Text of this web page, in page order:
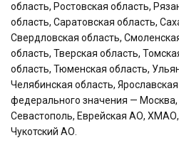
область, Ростовская область,
область, Саратовская область,
Свердловская область,
область, Тверская область,
область, Тюменская область,
Челябинская область,
федерального значения — Москва,
Севастополь, Еврейская АО,
Чукотский АО.